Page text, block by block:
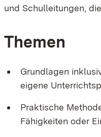
und Schulleitungen,
Themen
Grundlagen
eigene
Praktische
Fähigkeiten oder